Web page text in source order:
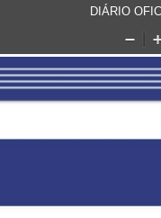
DIÁRIO